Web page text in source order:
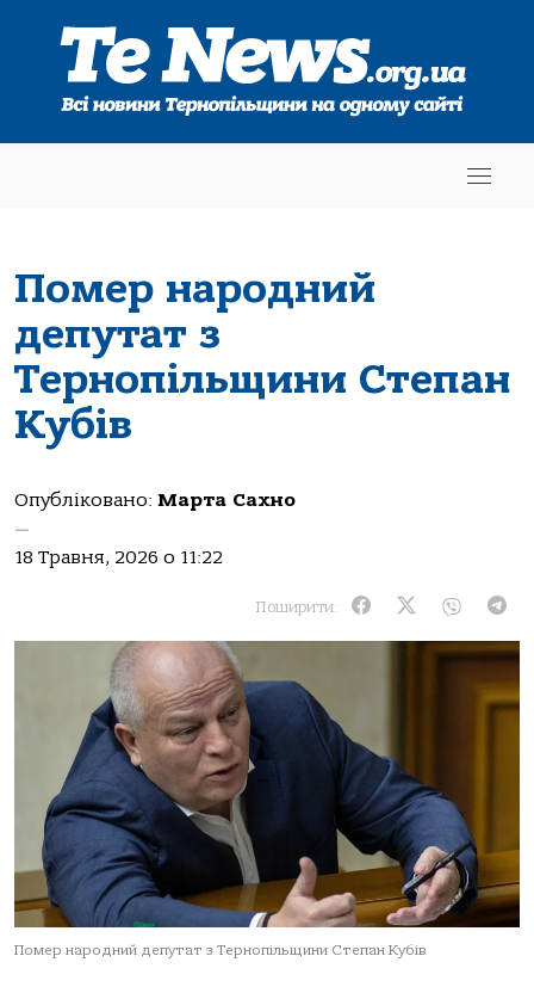
Помер народний
депутат з
Тернопільщини Степан
Кубів
Опубліковано: Марта Сахно
—
18 Травня, 2026 о 11:22
Поширити:
Помер народний депутат з Тернопільщини Степан Кубів